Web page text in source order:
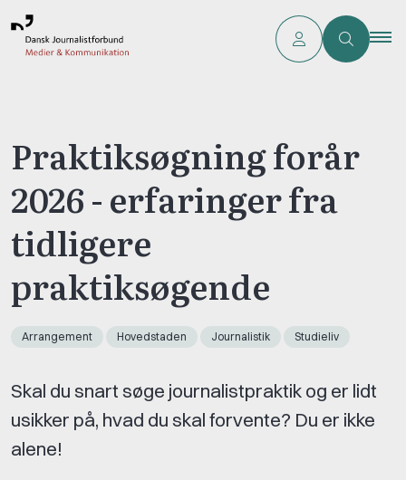
Praktiksøgning forår
2026 - erfaringer fra
tidligere
praktiksøgende
Arrangement Hovedstaden Journalistik Studieliv
Skal du snart søge journalistpraktik og er lidt
usikker på, hvad du skal forvente? Du er ikke
alene!